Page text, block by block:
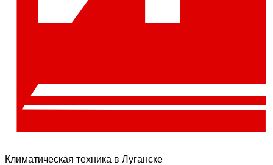
Климатическая техника в Луганске